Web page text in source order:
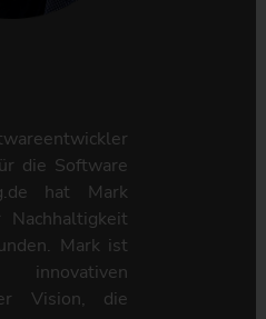
die Software
hat Mark
Mark ist
Vision, die